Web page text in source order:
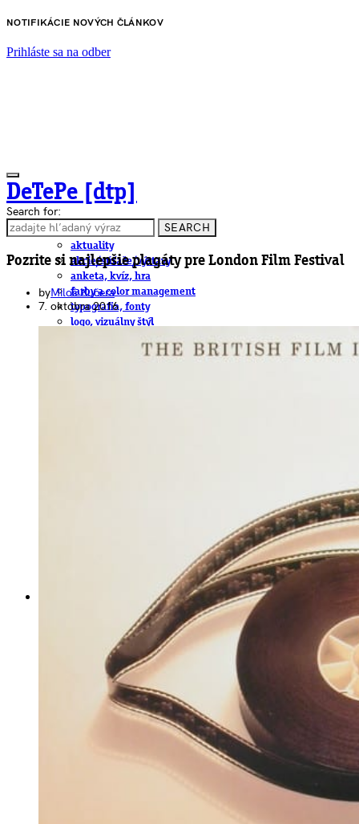
NOTIFIKÁCIE NOVÝCH ČLÁNKOV
Prihláste sa na odber
DeTePe [dtp]
ČLÁNKY
aktuality
akcie/súťaže/výstavy
anketa, kvíz, hra
farby a color management
typografia, fonty
logo, vizuálny štýl
pre-press, print
pre klientov
pdf, ps, acrobat, distiller
fonty, písmo, typografia
farby a color management návody
photoshop
Search for:
SEARCH
Pozrite si najlepšie plagáty pre London Film Festival
byMiloš Kučera
7. októbra 2016